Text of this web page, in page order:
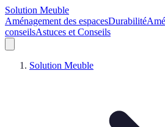
Solution Meuble
Aménagement des espacesDurabilité
conseilsAstuces et Conseils
Solution Meuble